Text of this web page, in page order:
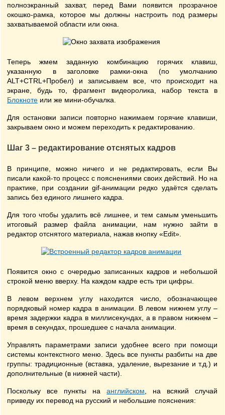
полноэкранный захват, перед Вами появится прозрачное
окошко-рамка, которое мы должны настроить под размеры
захватываемой области или окна.
Теперь жмем заданную комбинацию горячих клавиш,
указанную в заголовке рамки-окна (по умолчанию
ALT+CTRL+Пробел) и записываем все, что происходит на
экране, будь то, фрагмент видеоролика, набор текста в
Блокноте или же мини-обучалка.
Для остановки записи повторно нажимаем горячие клавиши,
закрываем окно и можем переходить к редактированию.
Шаг 3 – редактирование отснятых кадров
В принципе, можно ничего и не редактировать, если Вы
писали какой-то процесс с пояснениями своих действий. Но на
практике, при создании gif-анимации редко удаётся сделать
запись без единого лишнего кадра.
Для того чтобы удалить всё лишнее, и тем самым уменьшить
итоговый размер файла анимации, нам нужно зайти в
редактор отснятого материала, нажав кнопку «Edit».
Появится окно с очередью записанных кадров и небольшой
строкой меню вверху. На каждом кадре есть три цифры.
В левом верхнем углу находится число, обозначающее
порядковый номер кадра в анимации. В левом нижнем углу –
время задержки кадра в миллисекундах, а в правом нижнем –
время в секундах, прошедшее с начала анимации.
Управлять параметрами записи удобнее всего при помощи
системы контекстного меню. Здесь все пункты разбиты на две
группы: традиционные (вставка, удаление, вырезание и т.д.) и
дополнительные (в нижней части).
Поскольку все пункты наанглийском , на всякий случай
приведу их перевод на русский и небольшие пояснения: